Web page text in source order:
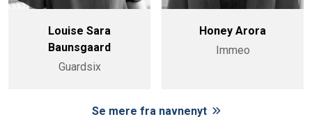
Louise Sara
Baunsgaard
Guardsix
Honey Arora
Immeo
Se mere fra navnenyt